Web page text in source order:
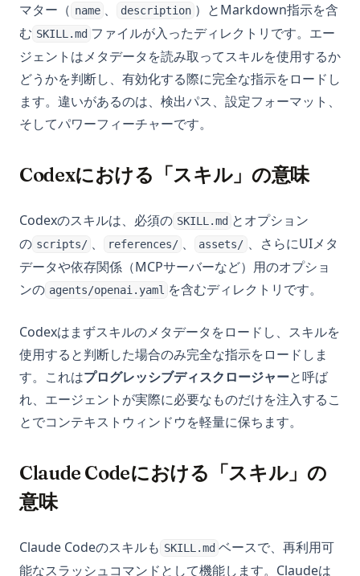
マター（ name 、 description ）とMarkdown指示を含
む SKILL.md ファイルが入ったディレクトリです。エー
ジェントはメタデータを読み取ってスキルを使用するか
どうかを判断し、有効化する際に完全な指示をロードし
ます。違いがあるのは、検出パス、設定フォーマット、
そしてパワーフィーチャーです。
Codexにおける「スキル」の意味
Codexのスキルは、必須の SKILL.md とオプション
の scripts/ 、 references/ 、 assets/ 、さらにUIメタ
データや依存関係（MCPサーバーなど）用のオプショ
ンの agents/openai.yaml を含むディレクトリです。
Codexはまずスキルのメタデータをロードし、スキルを
使用すると判断した場合のみ完全な指示をロードしま
す。これはプログレッシブディスクロージャーと呼ば
れ、エージェントが実際に必要なものだけを注入するこ
とでコンテキストウィンドウを軽量に保ちます。
Claude Codeにおける「スキル」の
意味
Claude Codeのスキルも SKILL.md ベースで、再利用可
能なスラッシュコマンドとして機能します。Claudeは